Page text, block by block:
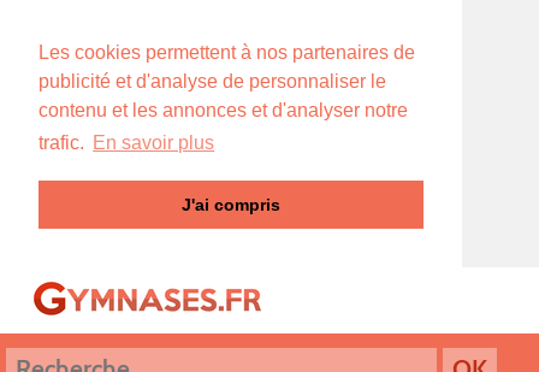
Les cookies permettent à nos partenaires de
publicité et d'analyse de personnaliser le
contenu et les annonces et d'analyser notre
trafic. En savoir plus
J'ai compris